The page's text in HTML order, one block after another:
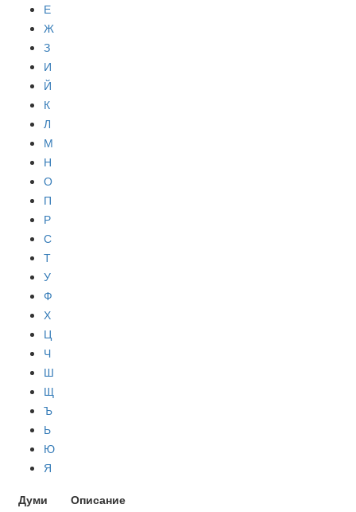
Е
Ж
З
И
Й
К
Л
М
Н
О
П
Р
С
Т
У
Ф
Х
Ц
Ч
Ш
Щ
Ъ
Ь
Ю
Я
Думи
Описание